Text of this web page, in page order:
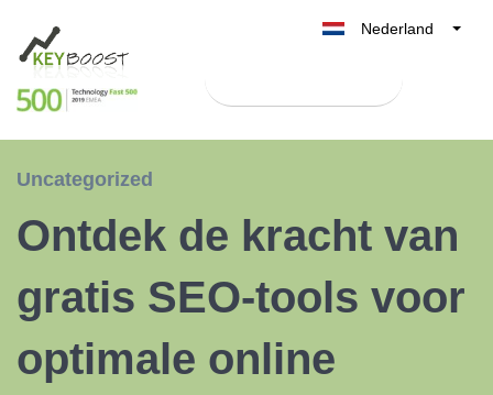
Nederland
België
España
Uncategorized
Ontdek de kracht van
gratis SEO-tools voor
optimale online